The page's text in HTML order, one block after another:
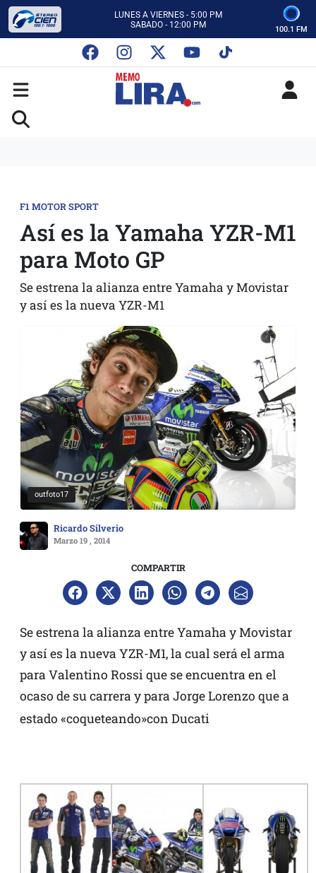
LUNES A VIERNES - 5:00 PM
SABADO - 12:00 PM
CON MEMO LIRA Y SU EQUIPO
LUNES A VIERNES - 5:00 PM
SABADO - 12:00 PM
100.1 FM
F1 MOTOR SPORT
Así es la Yamaha YZR-M1
para Moto GP
Se estrena la alianza entre Yamaha y Movistar
y así es la nueva YZR-M1
outfoto17
Ricardo Silverio
Marzo 19 , 2014
COMPARTIR
Se estrena la alianza entre Yamaha y Movistar
y así es la nueva YZR-M1, la cual será el arma
para Valentino Rossi que se encuentra en el
ocaso de su carrera y para Jorge Lorenzo que a
estado «coqueteando»con Ducati